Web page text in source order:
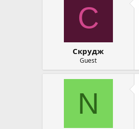
С
Скрудж
Guest
N